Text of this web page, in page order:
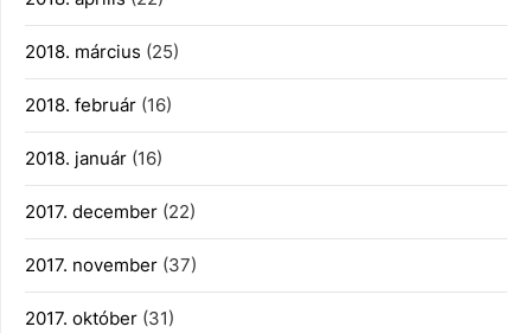
2018. március (25)
2018. február (16)
2018. január (16)
2017. december (22)
2017. november (37)
2017. október (31)